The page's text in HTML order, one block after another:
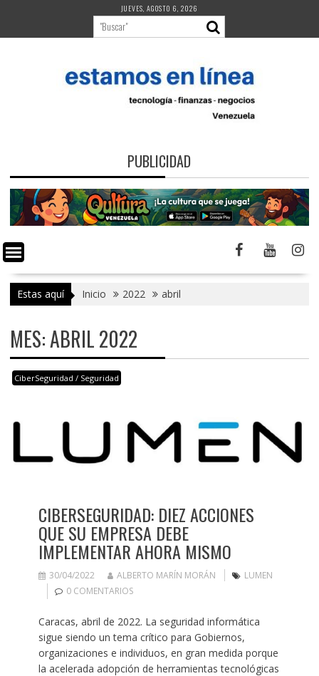
contenido
JUEVES, AGOSTO 6, 2026
PUBLICIDAD
Estas aquí Inicio 2022 abril
MES:ABRIL 2022
CiberSeguridad / Seguridad
CIBERSEGURIDAD: DIEZ ACCIONES
QUE SU EMPRESA DEBE
IMPLEMENTAR AHORA MISMO
30/04/2022 ALBERTO MARÍN MORÁN
LUMEN
0 COMENTARIOS
Caracas, abril de 2022. La seguridad informática
sigue siendo un tema crítico para Gobiernos,
organizaciones e individuos, en gran medida porque
la acelerada adopción de herramientas tecnológicas